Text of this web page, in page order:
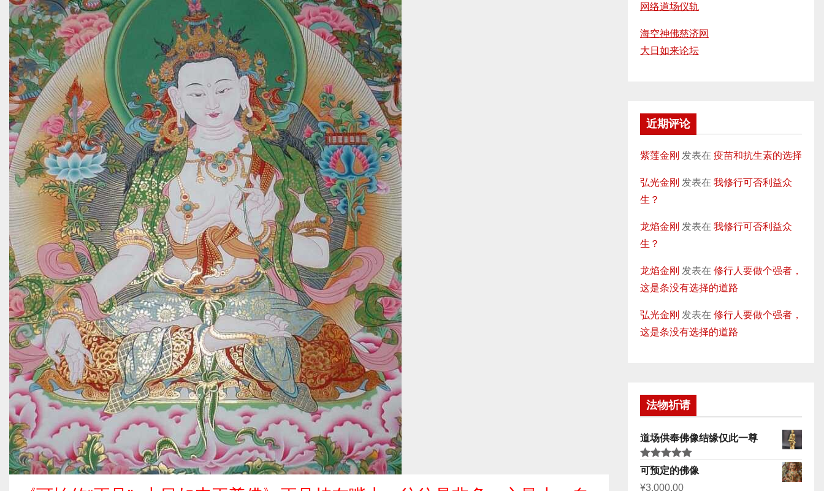
网络道场仪轨
海空神佛慈济网
大日如来论坛
近期评论
紫莲金刚 发表在 疫苗和抗生素的选择
弘光金刚 发表在 我修行可否利益众
生？
龙焰金刚 发表在 我修行可否利益众
生？
龙焰金刚 发表在 修行人要做个强者，
这是条没有选择的道路
弘光金刚 发表在 修行人要做个强者，
这是条没有选择的道路
法物祈请
道场供奉佛像结缘仅此一尊
评分5.00
&sol; 5
可预定的佛像
¥3,000.00